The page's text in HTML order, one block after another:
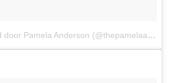
Een bericht gedeeld door Pamela Anderson (@thepamelaanderson)